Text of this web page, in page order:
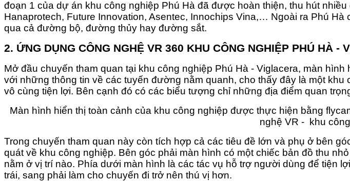
đoạn 1 của dự án khu công nghiệp Phú Hà đã được hoàn thiện, thu hút
Hanaprotech, Future Innovation, Asentec, Innochips Vina,… Ngoài ra Phú
qua cả đường bộ, đường thủy hay đường sắt.
2. ỨNG DỤNG CÔNG NGHỆ VR 360 KHU CÔNG NGHIỆP PHÚ HÀ -
Mở đầu chuyến tham quan tại khu công nghiệp Phú Hà - Viglacera, màn
với những thông tin về các tuyến đường nằm quanh, cho thấy đây là một
vô cùng tiện lợi. Bên cạnh đó có các biểu tượng chỉ những địa điểm quan
Màn hình hiển thị toàn cảnh của khu công nghiệp được thực hiện bằng
nghệ VR - khu
Trong chuyến tham quan này còn tích hợp cả các tiêu đề lớn và phụ ở bên
quát về khu công nghiệp. Bên góc phải màn hình có một chiếc bản đồ thu
nằm ở vị trí nào. Phía dưới màn hình là các tác vụ hỗ trợ người dùng để tiện
trái, sang phải làm cho chuyến đi trở nên thú vị hơn.